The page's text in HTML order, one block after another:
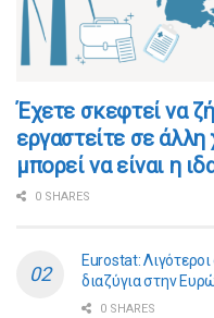
​​Έχετε σκεφτεί να
εργαστείτε σε
μπορεί να είναι η
0 SHARES
Eurostat:
διαζύγια στην
0 SHARES